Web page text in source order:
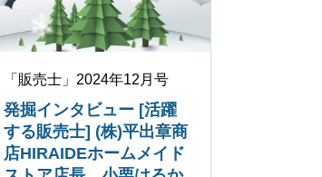
「販売士」2024年12月号
発掘インタビュー [活躍
する販売士] (株)平出章商
店HIRAIDEホームメイド